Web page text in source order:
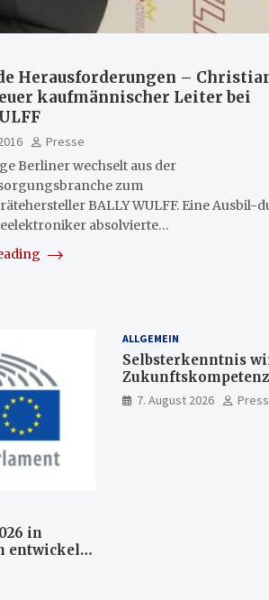
Herausforderungen –
kaufmännischer Leiter bei
Presse
Berliner wechselt aus der
zum
BALLY WULFF. Eine Ausbil-
absolvierte…
in
entwickeln
ALLGEMEIN
Selbsterkenntnis
Zukunftskompetenz
7. August 2026